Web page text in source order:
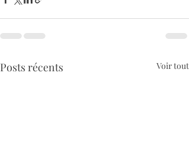
Posts récents Voir tout